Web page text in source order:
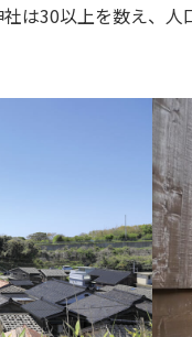
は30以上を数え、